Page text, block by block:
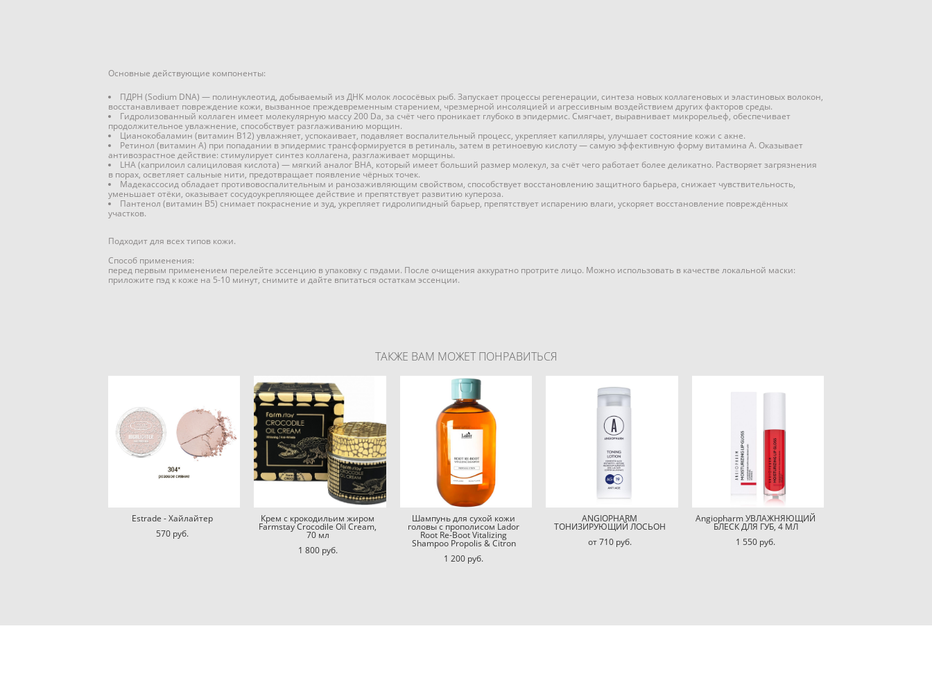
Основные действующие компоненты:
ПДРН (Sodium DNA) — полинуклеотид, добываемый из ДНК молок лососёвых рыб. Запускает процессы регенерации, синтеза новых коллагеновых и эластиновых волокон,
восстанавливает повреждение кожи, вызванное преждевременным старением, чрезмерной инсоляцией и агрессивным воздействием других факторов среды.
Гидролизованный коллаген имеет молекулярную массу 200 Da, за счёт чего проникает глубоко в эпидермис. Смягчает, выравнивает микрорельеф, обеспечивает
продолжительное увлажнение, способствует разглаживанию морщин.
Цианокобаламин (витамин B12) увлажняет, успокаивает, подавляет воспалительный процесс, укрепляет капилляры, улучшает состояние кожи с акне.
Ретинол (витамин A) при попадании в эпидермис трансформируется в ретиналь, затем в ретиноевую кислоту — самую эффективную форму витамина A. Оказывает
антивозрастное действие: стимулирует синтез коллагена, разглаживает морщины.
LHA (каприлоил салициловая кислота) — мягкий аналог BHA, который имеет больший размер молекул, за счёт чего работает более деликатно. Растворяет загрязнения
в порах, осветляет сальные нити, предотвращает появление чёрных точек.
Мадекассосид обладает противовоспалительным и ранозаживляющим свойством, способствует восстановлению защитного барьера, снижает чувствительность,
уменьшает отёки, оказывает сосудоукрепляющее действие и препятствует развитию купероза.
Пантенол (витамин B5) снимает покраснение и зуд, укрепляет гидролипидный барьер, препятствует испарению влаги, ускоряет восстановление повреждённых
участков.
Подходит для всех типов кожи.
Способ применения:
перед первым применением перелейте эссенцию в упаковку с пэдами. После очищения аккуратно протрите лицо. Можно использовать в качестве локальной маски:
приложите пэд к коже на 5-10 минут, снимите и дайте впитаться остаткам эссенции.
ТАКЖЕ ВАМ МОЖЕТ ПОНРАВИТЬСЯ
Estrade - Хайлайтер
570 pуб.
Крем с крокодильим жиром
Farmstay Crocodile Oil Cream,
70 мл
1 800 pуб.
Шампунь для сухой кожи
головы с прополисом Lador
Root Re-Boot Vitalizing
Shampoo Propolis & Citron
1 200 pуб.
ANGIOPHARM
ТОНИЗИРУЮЩИЙ ЛОСЬОН
от 710 pуб.
Angiopharm УВЛАЖНЯЮЩИЙ
БЛЕСК ДЛЯ ГУБ, 4 МЛ
1 550 pуб.